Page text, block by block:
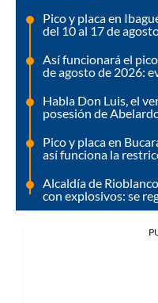
Pico y placa en
del 10 al 17 de
Así funcionará el
de agosto de 2026:
Habla Don Luis, el
posesión de
Pico y placa en
así funciona la
Alcaldía de
con explosivos: se